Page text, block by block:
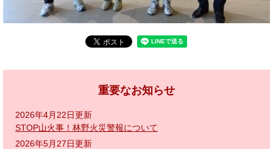
重要なお知らせ
2026年4月22日更新
STOP山火事！林野火災警報について
2026年5月27日更新